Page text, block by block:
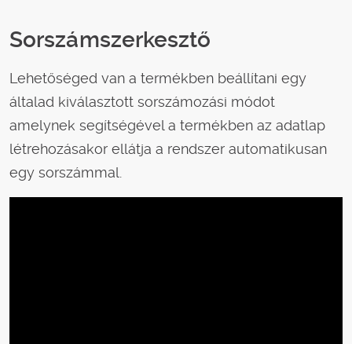
Sorszámszerkesztő
Lehetőséged van a termékben beállítani egy
általad kiválasztott sorszámozási módot
amelynek segítségével a termékben az adatlap
létrehozásakor ellátja a rendszer automatikusan
egy sorszámmal.